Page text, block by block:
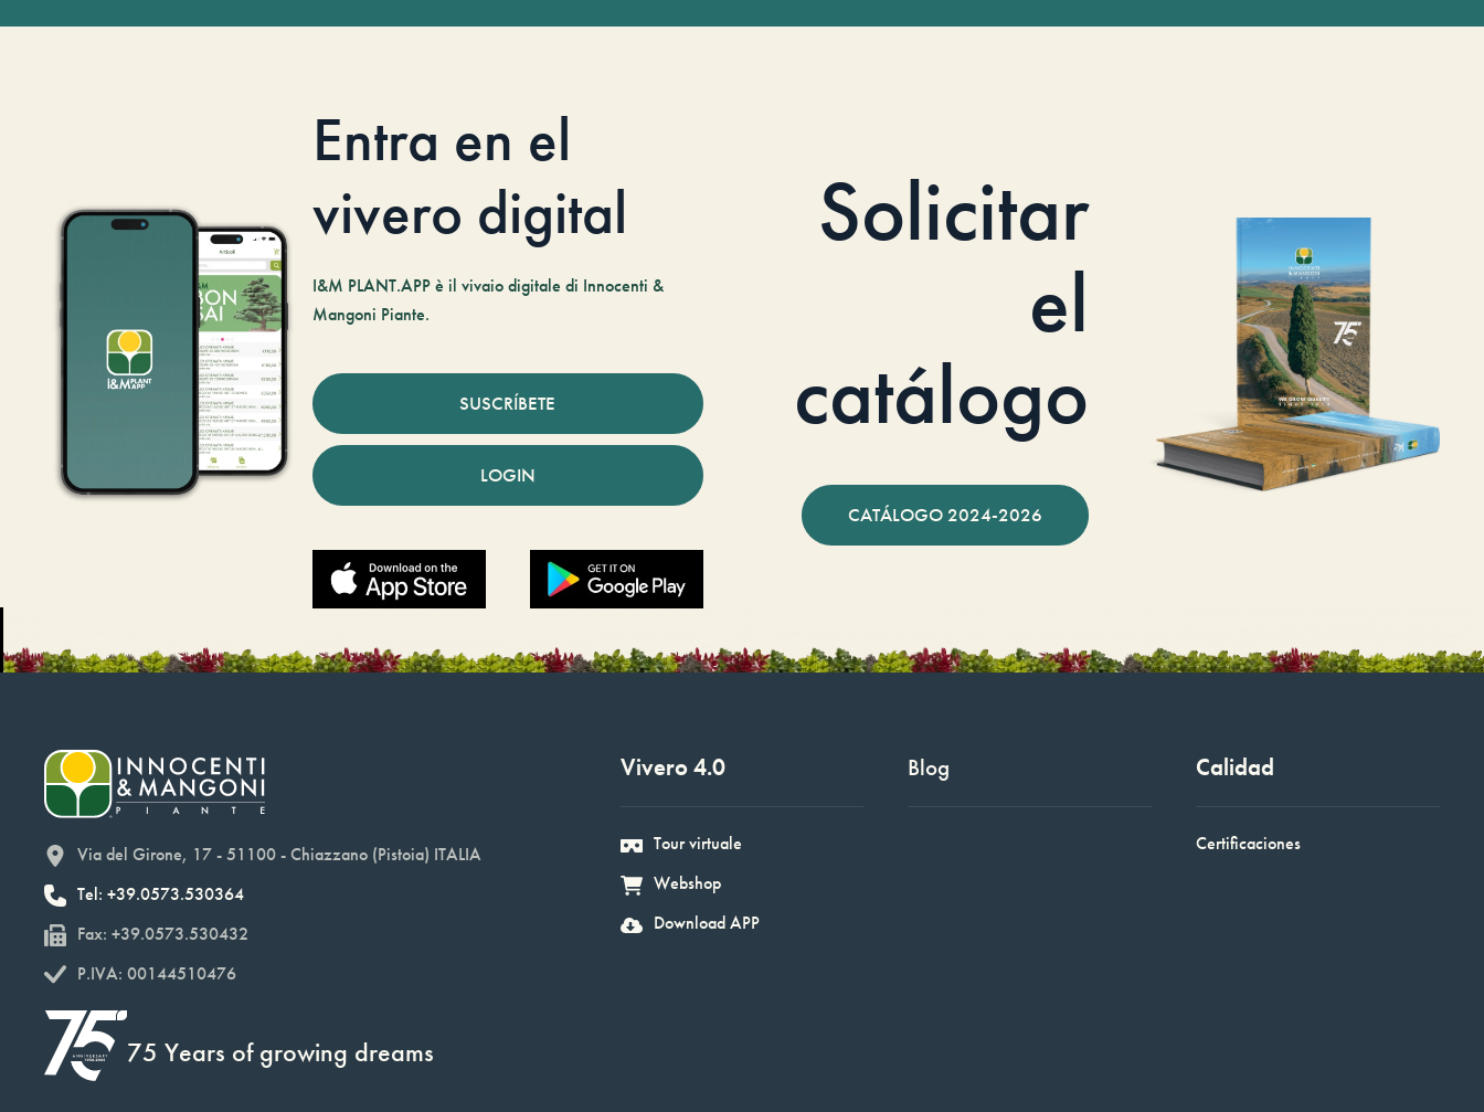
Entra en el
vivero digital
I&M PLANT.APP è il vivaio digitale di Innocenti &
Mangoni Piante.
SUSCRÍBETE
LOGIN
Solicitar
el
catálogo
CATÁLOGO 2024-2026
Via del Girone, 17 - 51100 - Chiazzano (Pistoia) ITALIA
Tel: +39.0573.530364
Fax: +39.0573.530432
P.IVA: 00144510476
75 Years of growing dreams
Vivero 4.0
Tour virtuale
Webshop
Download APP
Blog Calidad
Certificaciones